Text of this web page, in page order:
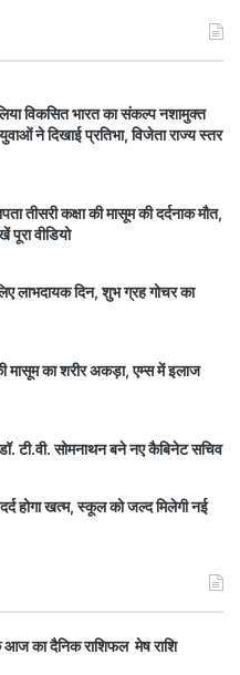
विकसित भारत का संकल्प नशामुक्त
ने दिखाई प्रतिभा, विजेता राज्य स्तर
तीसरी कक्षा की मासूम की दर्दनाक मौत,
वीडियो
लाभदायक दिन, शुभ ग्रह गोचर का
मासूम का शरीर अकड़ा, एम्स में इलाज
टी.वी. सोमनाथन बने नए कैबिनेट सचिव
होगा खत्म, स्कूल को जल्द मिलेगी नई
आज का दैनिक राशिफल मेष राशि